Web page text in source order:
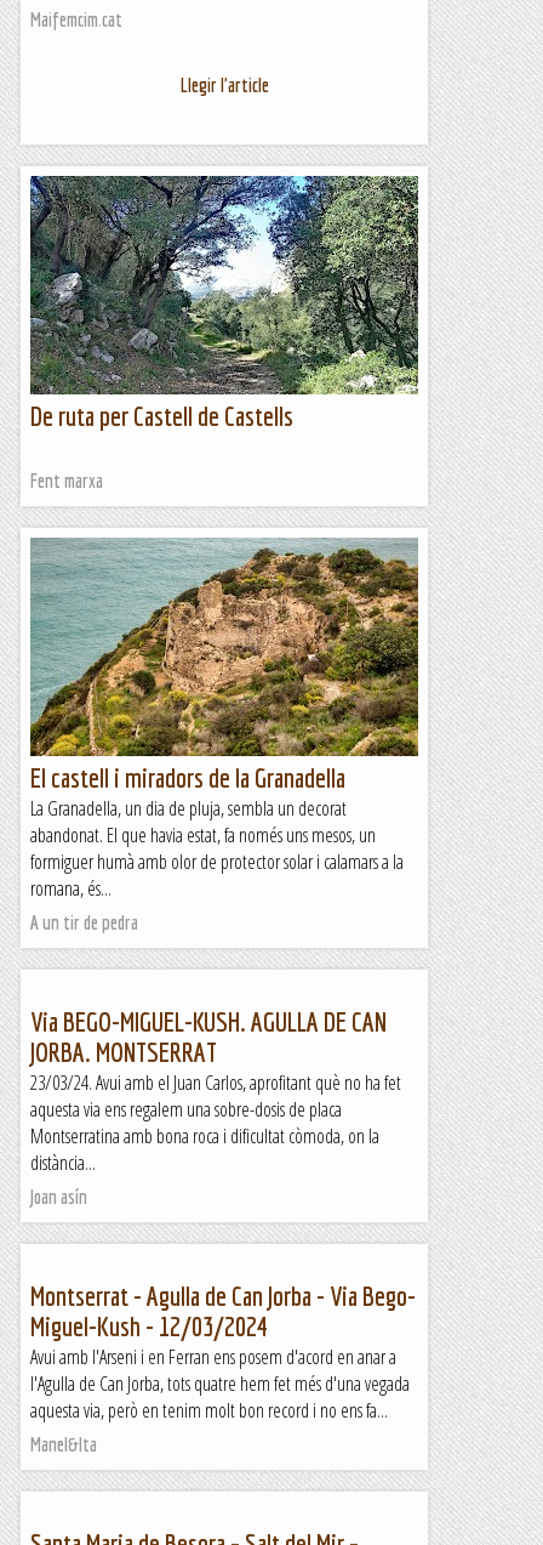
Maifemcim.cat
Llegir l'article
De ruta per Castell de Castells
Fent marxa
El castell i miradors de la Granadella
La Granadella, un dia de pluja, sembla un decorat
abandonat. El que havia estat, fa només uns mesos, un
formiguer humà amb olor de protector solar i calamars a la
romana, és...
A un tir de pedra
Via BEGO-MIGUEL-KUSH. AGULLA DE CAN
JORBA. MONTSERRAT
23/03/24. Avui amb el Juan Carlos, aprofitant què no ha fet
aquesta via ens regalem una sobre-dosis de placa
Montserratina amb bona roca i dificultat còmoda, on la
distància...
Joan asín
Montserrat - Agulla de Can Jorba - Via Bego-
Miguel-Kush - 12/03/2024
Avui amb l'Arseni i en Ferran ens posem d'acord en anar a
l'Agulla de Can Jorba, tots quatre hem fet més d'una vegada
aquesta via, però en tenim molt bon record i no ens fa...
Manel&Ita